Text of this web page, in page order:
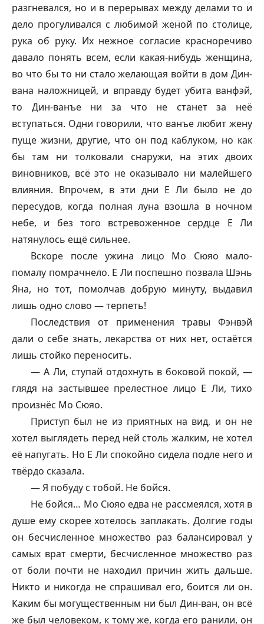
разгневался, но и в перерывах между делами то и
дело прогуливался с любимой женой по столице,
рука об руку. Их нежное согласие красноречиво
давало понять всем, если какая-нибудь женщина,
во что бы то ни стало желающая войти в дом Дин-
вана наложницей, и вправду будет убита ванфэй,
то Дин-ванъе ни за что не станет за неё
вступаться. Одни говорили, что ванъе любит жену
пуще жизни, другие, что он под каблуком, но как
бы там ни толковали снаружи, на этих двоих
виновников, всё это не оказывало ни малейшего
влияния. Впрочем, в эти дни Е Ли было не до
пересудов, когда полная луна взошла в ночном
небе, и без того встревоженное сердце Е Ли
натянулось ещё сильнее.
Вскоре после ужина лицо Мо Сюяо мало-
помалу помрачнело. Е Ли поспешно позвала Шэнь
Яна, но тот, помолчав добрую минуту, выдавил
лишь одно слово — терпеть!
Последствия от применения травы Фэнвэй
дали о себе знать, лекарства от них нет, остаётся
лишь стойко переносить.
— А Ли, ступай отдохнуть в боковой покой, —
глядя на застывшее прелестное лицо Е Ли, тихо
произнёс Мо Сюяо.
Приступ был не из приятных на вид, и он не
хотел выглядеть перед ней столь жалким, не хотел
её напугать. Но Е Ли спокойно сидела подле него и
твёрдо сказала.
— Я побуду с тобой. Не бойся.
Не бойся… Мо Сюяо едва не рассмеялся, хотя в
душе ему скорее хотелось заплакать. Долгие годы
он бесчисленное множество раз балансировал у
самых врат смерти, бесчисленное множество раз
от боли почти не находил причин жить дальше.
Никто и никогда не спрашивал его, боится ли он.
Каким бы могущественным ни был Дин-ван, он всё
же был человеком, к тому же, когда его ранили, он